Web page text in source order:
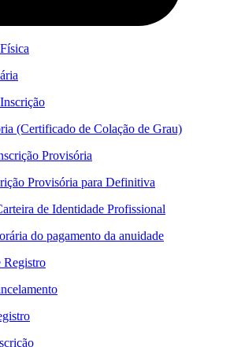
(Certificado de Colação de Grau)
Provisória
Provisória para Definitiva
de Identidade Profissional
do pagamento da anuidade
Registro